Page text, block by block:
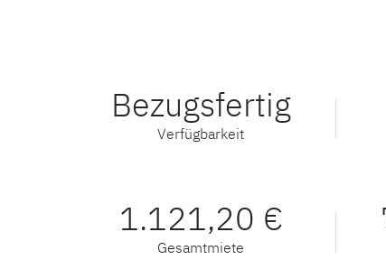
Bezugsfertig
Verfügbarkeit
1.121,20 €
Gesamtmiete